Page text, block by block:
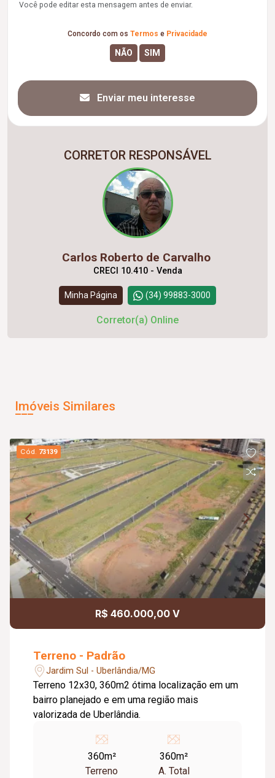
Você pode editar esta mensagem antes de enviar.
Concordo com os Termos e Privacidade
Enviar meu interesse
CORRETOR RESPONSÁVEL
Carlos Roberto de Carvalho
CRECI 10.410 - Venda
Minha Página (34) 99883-3000
Corretor(a) Online
Imóveis Similares
Cód. 73139
R$ 460.000,00 V
Terreno - Padrão
Jardim Sul - Uberlândia/MG
Terreno 12x30, 360m2 ótima localização em um
bairro planejado e em uma região mais
valorizada de Uberlândia.
360m²
Terreno
360m²
A. Total